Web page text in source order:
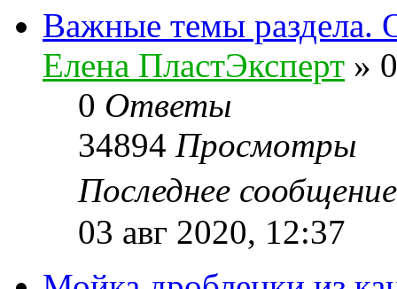
Важные темы раздела.
Елена ПластЭксперт »
0 Ответы
34894 Просмотры
Последнее
03 авг 2020, 12:37